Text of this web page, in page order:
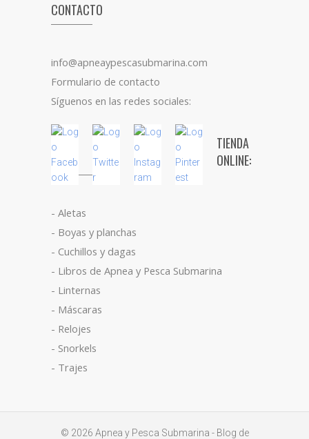
CONTACTO
info@apneaypescasubmarina.com
Formulario de contacto
Síguenos en las redes sociales:
TIENDA
ONLINE:
- Aletas
- Boyas y planchas
- Cuchillos y dagas
- Libros de Apnea y Pesca Submarina
- Linternas
- Máscaras
- Relojes
- Snorkels
- Trajes
© 2026 Apnea y Pesca Submarina - Blog de